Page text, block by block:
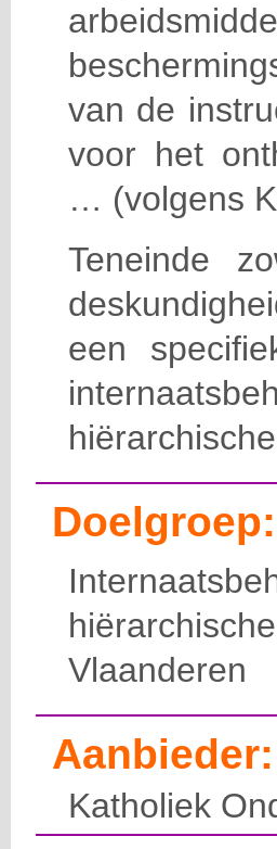
van de
voor het
… (volgens
Teneinde
een
Doelgroep:
Vlaanderen
Aanbieder:
Katholiek